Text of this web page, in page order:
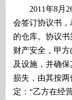
2011年8月26
会签订协议书
的仓库。协议
财产安全，甲
及设施，并确
损失，由其按
定：“乙方在经